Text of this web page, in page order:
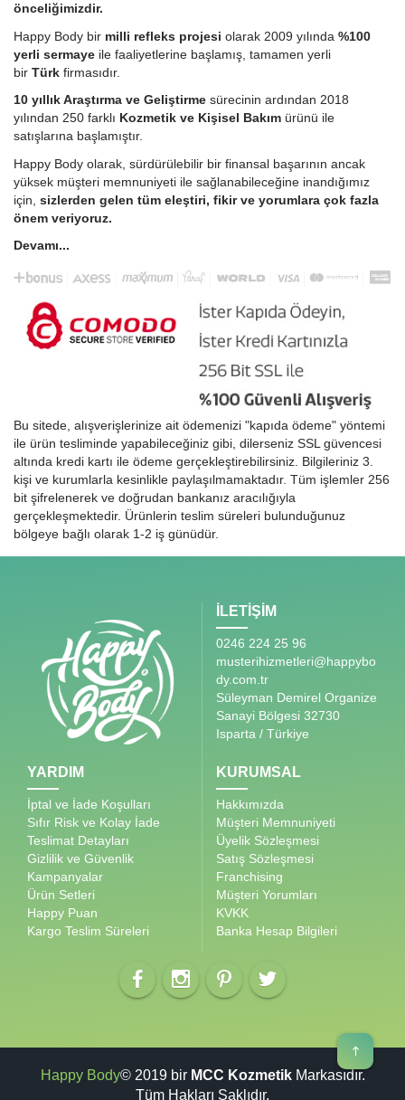
önceliğimizdir.
Happy Body bir milli refleks projesi olarak 2009 yılında %100
yerli sermaye ile faaliyetlerine başlamış, tamamen yerli
bir Türk firmasıdır.
10 yıllık Araştırma ve Geliştirme sürecinin ardından 2018
yılından 250 farklı Kozmetik ve Kişisel Bakım ürünü ile
satışlarına başlamıştır.
Happy Body olarak, sürdürülebilir bir finansal başarının ancak
yüksek müşteri memnuniyeti ile sağlanabileceğine inandığımız
için, sizlerden gelen tüm eleştiri, fikir ve yorumlara çok fazla
önem veriyoruz.
Devamı...
Bu sitede, alışverişlerinize ait ödemenizi "kapıda ödeme" yöntemi
ile ürün tesliminde yapabileceğiniz gibi, dilerseniz SSL güvencesi
altında kredi kartı ile ödeme gerçekleştirebilirsiniz. Bilgileriniz 3.
kişi ve kurumlarla kesinlikle paylaşılmamaktadır. Tüm işlemler 256
bit şifrelenerek ve doğrudan bankanız aracılığıyla
gerçekleşmektedir. Ürünlerin teslim süreleri bulunduğunuz
bölgeye bağlı olarak 1-2 iş günüdür.
İLETİŞİM
0246 224 25 96
musterihizmetleri@happybo
dy.com.tr
Süleyman Demirel Organize
Sanayi Bölgesi 32730
Isparta / Türkiye
YARDIM
İptal ve İade Koşulları
Sıfır Risk ve Kolay İade
Teslimat Detayları
Gizlilik ve Güvenlik
Kampanyalar
Ürün Setleri
Happy Puan
Kargo Teslim Süreleri
KURUMSAL
Hakkımızda
Müşteri Memnuniyeti
Üyelik Sözleşmesi
Satış Sözleşmesi
Franchising
Müşteri Yorumları
KVKK
Banka Hesap Bilgileri
Happy Body© 2019 bir MCC KozmetikMarkasıdır.
Tüm Hakları Saklıdır.